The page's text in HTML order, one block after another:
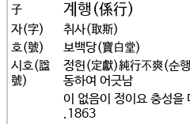
子
계행(係行)
자(字)
취사(取斯)
호(號)
보백당(寶白堂)
시호(諡
號)
정헌(定獻)純行不爽(순
동하여 어긋남
이 없음이 정이요 충성을
.1863